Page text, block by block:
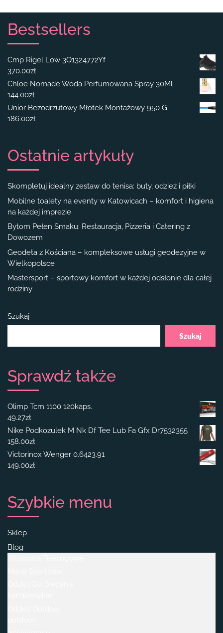
Bestsellers
Cmp Rigel Low 3Q1324772Yf
370.00zł
Chloe Nomade Woda Perfumowana Spray 30Ml
144.00zł
Unior Bezodrzutowy Młotek Montażowy 950 G
186.00zł
Ostatnie artykuły
Skompletuj idealny zestaw do tenisa: buty, odzież i piłki
Mobilne toalety na eventy w Katowicach – komfort i higiena
na każdej imprezie
Bytom Pełen Smaku: Restauracja, Pizzeria i Catering z
Dowozem
Geodeta z Kościana – kompleksowe usługi geodezyjne w
Wielkopolsce
Mastersport – sportowy komfort w każdej odsłonie dla całej
rodziny
Szukaj
Szukaj
Sprawdź także
Olimp Tcm 1100 120kaps.
49.27zł
Nike Podkozulek M Nk Df Tee Lub Fa Gfx Dr7532355
158.00zł
Victorinox Wenger 0.6423.91
149.00zł
Szybkie menu
Sklep
Blog